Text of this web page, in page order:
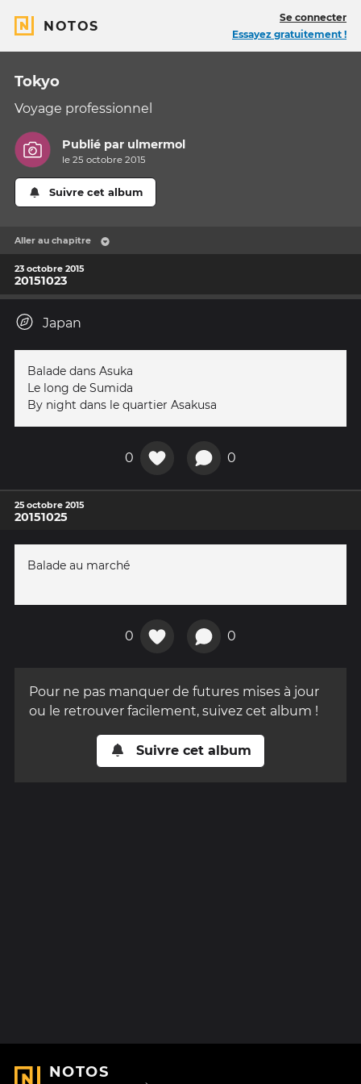
NOTOS
Se connecter
Essayez gratuitement !
Tokyo
Voyage professionnel
Publié par ulmermol
le 25 octobre 2015
Suivre cet album
Aller au chapitre
23 octobre 2015
20151023
Japan
Balade dans Asuka
Le long de Sumida
By night dans le quartier Asakusa
0 0
25 octobre 2015
20151025
Balade au marché
0 0
Pour ne pas manquer de futures mises à jour
ou le retrouver facilement, suivez cet album !
Suivre cet album
NOTOS